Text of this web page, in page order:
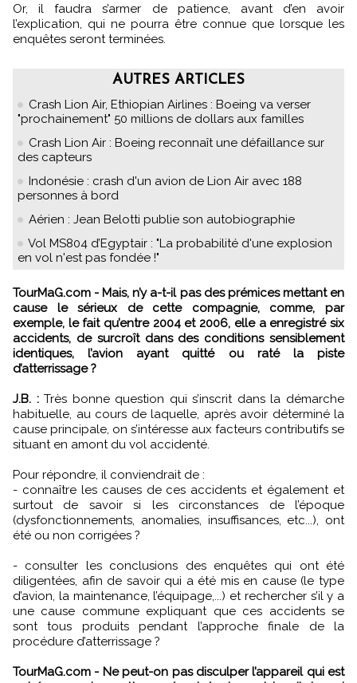
Or, il faudra s’armer de patience, avant d’en avoir
l’explication, qui ne pourra être connue que lorsque les
enquêtes seront terminées.
AUTRES ARTICLES
Crash Lion Air, Ethiopian Airlines : Boeing va verser
"prochainement" 50 millions de dollars aux familles
Crash Lion Air : Boeing reconnaît une défaillance sur
des capteurs
Indonésie : crash d'un avion de Lion Air avec 188
personnes à bord
Aérien : Jean Belotti publie son autobiographie
Vol MS804 d’Egyptair : "La probabilité d'une explosion
en vol n'est pas fondée !"
TourMaG.com - Mais, n’y a-t-il pas des prémices mettant en
cause le sérieux de cette compagnie, comme, par
exemple, le fait qu’entre 2004 et 2006, elle a enregistré six
accidents, de surcroît dans des conditions sensiblement
identiques, l’avion ayant quitté ou raté la piste
d’atterrissage ?
J.B. :Très bonne question qui s’inscrit dans la démarche
habituelle, au cours de laquelle, après avoir déterminé la
cause principale, on s’intéresse aux facteurs contributifs se
situant en amont du vol accidenté.
Pour répondre, il conviendrait de :
- connaître les causes de ces accidents et également et
surtout de savoir si les circonstances de l’époque
(dysfonctionnements, anomalies, insuffisances, etc...), ont
été ou non corrigées ?
- consulter les conclusions des enquêtes qui ont été
diligentées, afin de savoir qui a été mis en cause (le type
d’avion, la maintenance, l’équipage,...) et rechercher s’il y a
une cause commune expliquant que ces accidents se
sont tous produits pendant l’approche finale de la
procédure d’atterrissage ?
TourMaG.com - Ne peut-on pas disculper l’appareil qui est